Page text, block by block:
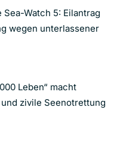
Watch 5: Eilantrag
wegen unterlassener
Leben“ macht
zivile Seenotrettung